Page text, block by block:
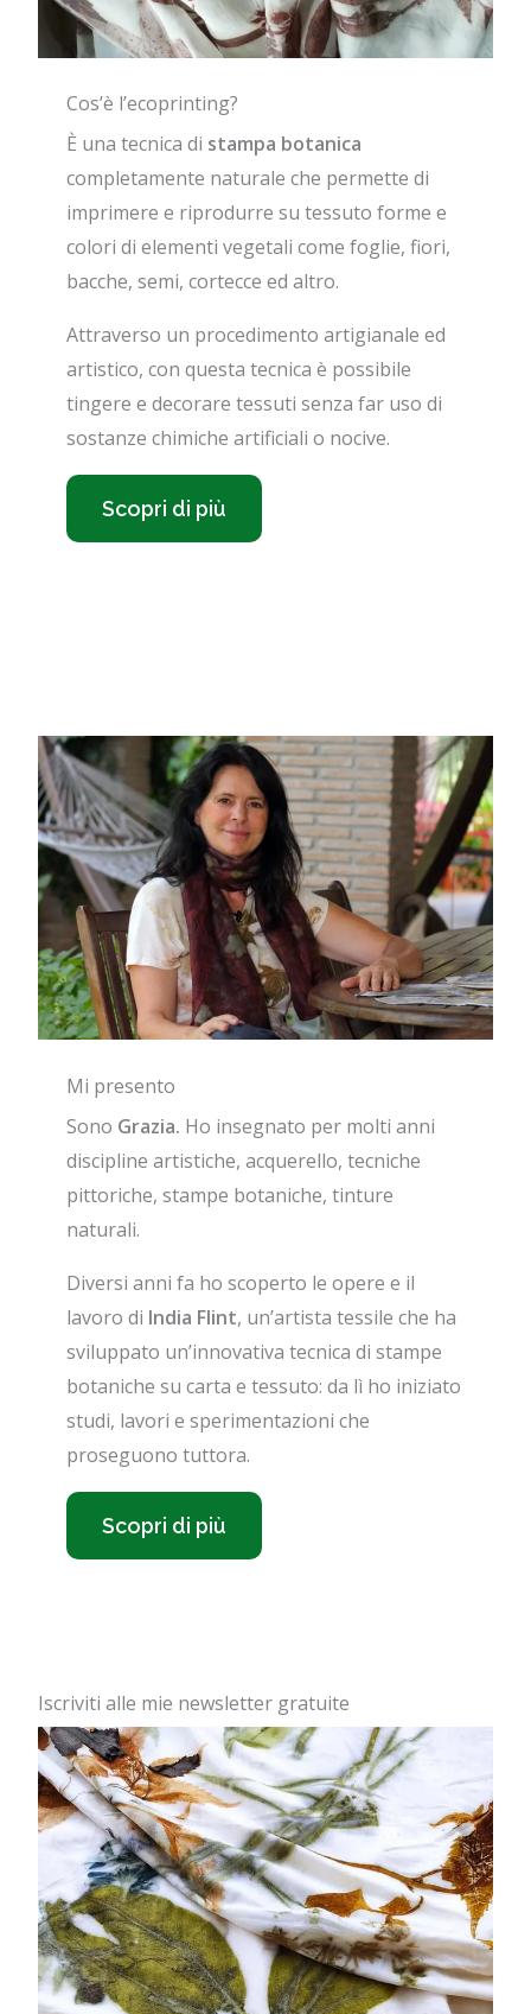
Cos’è l’ecoprinting?
È una tecnica di stampa botanica
completamente naturale che permette di
imprimere e riprodurre su tessuto forme e
colori di elementi vegetali come foglie, fiori,
bacche, semi, cortecce ed altro.
Attraverso un procedimento artigianale ed
artistico, con questa tecnica è possibile
tingere e decorare tessuti senza far uso di
sostanze chimiche artificiali o nocive.
Scopri di più
Mi presento
Sono Grazia. Ho insegnato per molti anni
discipline artistiche, acquerello, tecniche
pittoriche, stampe botaniche, tinture
naturali.
Diversi anni fa ho scoperto le opere e il
lavoro di India Flint, un’artista tessile che ha
sviluppato un’innovativa tecnica di stampe
botaniche su carta e tessuto: da lì ho iniziato
studi, lavori e sperimentazioni che
proseguono tuttora.
Scopri di più
Iscriviti alle mie newsletter gratuite